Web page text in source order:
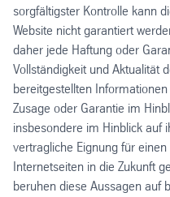
sorgfältigster Kontrolle kann
Website nicht garantiert
daher jede Haftung oder
Vollständigkeit und Aktualität
bereitgestellten
Zusage oder Garantie im
insbesondere im Hinblick auf
vertragliche Eignung für
Internetseiten in die Zukunft
beruhen diese Aussagen auf